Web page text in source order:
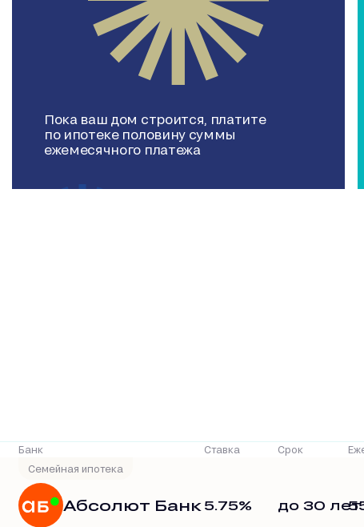
Пока ваш дом строится, платите
по ипотеке половину суммы
ежемесячного платежа
Банк Ставка Срок
Семейная ипотека
Абсолют Банк 5.75% до 30 лет